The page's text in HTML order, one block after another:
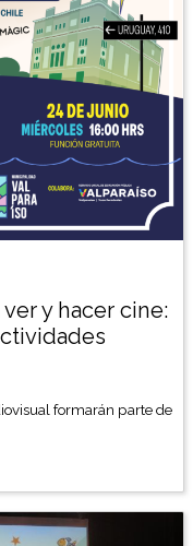
y hacer cine:
formarán parte de